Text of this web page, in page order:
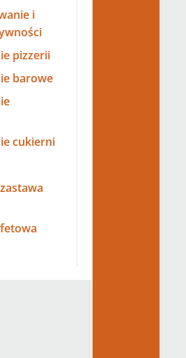
i
pizzerii
barowe
cukierni